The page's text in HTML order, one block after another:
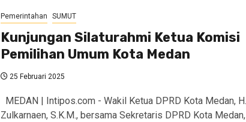
Pemerintahan SUMUT
Kunjungan Silaturahmi Ketua Komisi
Pemilihan Umum Kota Medan
25 Februari 2025
MEDAN | Intipos.com - Wakil Ketua DPRD Kota Medan, H.
Zulkarnaen, S.K.M., bersama Sekretaris DPRD Kota Medan,